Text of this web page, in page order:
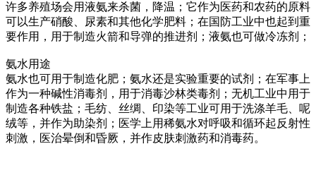
许多养殖场会用液氨来杀菌，降温；它作为医药和农药的原料
可以生产硝酸、尿素和其他化学肥料；在国防工业中也起到重
要作用，用于制造火箭和导弹的推进剂；液氨也可做冷冻剂；
氨水用途
氨水也可用于制造化肥；氨水还是实验重要的试剂；在军事上
作为一种碱性消毒剂，用于消毒沙林类毒剂；无机工业中用于
制造各种铁盐；毛纺、丝绸、印染等工业可用于洗涤羊毛、呢
绒等，并作为助染剂；医学上用稀氨水对呼吸和循环起反射性
刺激，医治晕倒和昏厥，并作皮肤刺激药和消毒药。